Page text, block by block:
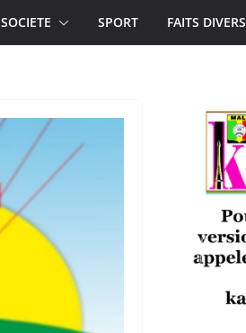
SOCIETE SPORT FAITS DIVERS